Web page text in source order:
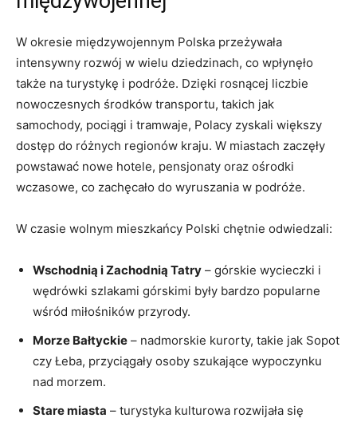
W okresie międzywojennym Polska przeżywała
intensywny⁤ rozwój w ⁢wielu dziedzinach, co wpłynęło
także​ na turystykę ⁢i ​podróże.⁢ Dzięki rosnącej liczbie⁣
nowoczesnych środków transportu, takich jak
samochody, ⁢pociągi i tramwaje, Polacy zyskali większy‌
dostęp do ⁢różnych regionów kraju.⁢ W miastach zaczęły
powstawać nowe hotele, pensjonaty oraz ośrodki
wczasowe, co⁣ zachęcało do wyruszania w podróże.
W czasie wolnym mieszkańcy Polski ‌chętnie odwiedzali:
Wschodnią i Zachodnią ⁣Tatry ‍– górskie⁢ wycieczki i
wędrówki szlakami górskimi były bardzo popularne
wśród miłośników przyrody.
Morze Bałtyckie – nadmorskie kurorty, takie jak Sopot
czy Łeba, przyciągały osoby ⁤szukające wypoczynku
nad morzem.
Stare ‍miasta ​– turystyka kulturowa rozwijała się